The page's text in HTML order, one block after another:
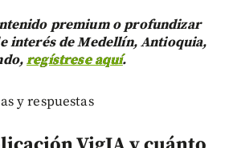
premium o profundizar
interés de Medellín, Antioquia,
regístrese aquí.
y respuestas